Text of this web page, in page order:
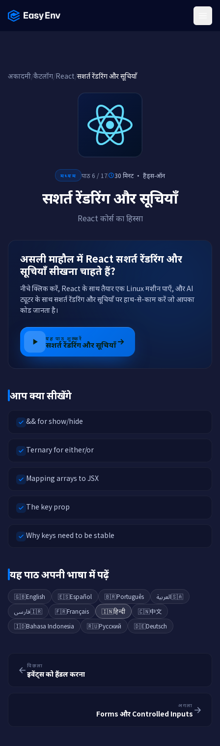
अकादमी/कैटलॉग/React/सशर्त रेंडरिंग और सूचियाँ
मध्यम पाठ 6 / 17 30 मिनट·हैंड्स-ऑन
सशर्त रेंडरिंग और सूचियाँ
React कोर्स का हिस्सा
असली माहौल में React सशर्त रेंडरिंग और
सूचियाँ सीखना चाहते हैं?
नीचे क्लिक करें, React के साथ तैयार एक Linux मशीन पाएँ, और AI
ट्यूटर के साथ सशर्त रेंडरिंग और सूचियाँ पर हाथ-से-काम करें जो आपका
कोड जानता है।
यह पाठ शुरू करें
सशर्त रेंडरिंग और सूचियाँ
आप क्या सीखेंगे
&& for show/hide
Ternary for either/or
Mapping arrays to JSX
The key prop
Why keys need to be stable
यह पाठ अपनी भाषा में पढ़ें
🇬🇧English 🇪🇸Español 🇧🇷Português 🇸🇦العربية
🇮🇷فارسی 🇫🇷Français 🇮🇳हिन्दी 🇨🇳中文
🇮🇩Bahasa Indonesia 🇷🇺Русский 🇩🇪Deutsch
पिछला
इवेंट्स को हैंडल करना
अगला
Forms और Controlled Inputs